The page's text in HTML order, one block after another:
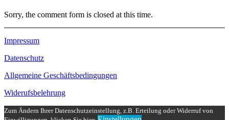
Sorry, the comment form is closed at this time.
Impressum
Datenschutz
Allgemeine Geschäftsbedingungen
Widerufsbelehrung
Zum Ändern Ihrer Datenschutzeinstellung, z.B. Erteilung oder Widerruf von